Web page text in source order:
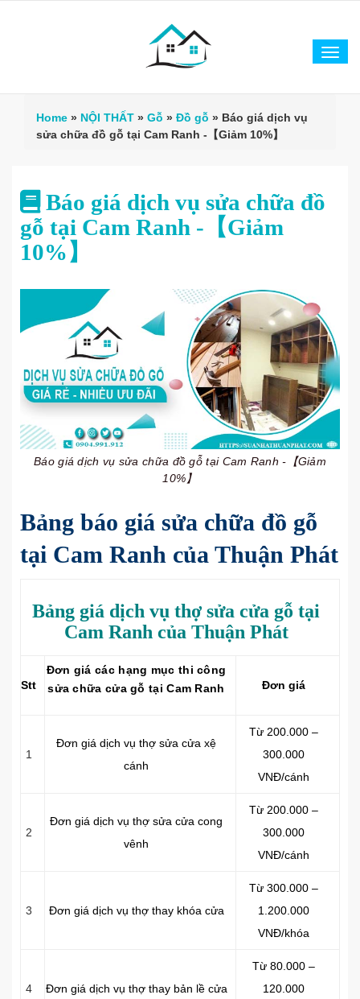
Home » NỘI THẤT » Gỗ » Đồ gỗ » Báo giá dịch vụ
sửa chữa đồ gỗ tại Cam Ranh -【Giảm 10%】
Báo giá dịch vụ sửa chữa đồ
gỗ tại Cam Ranh -【Giảm
10%】
Báo giá dịch vụ sửa chữa đồ gỗ tại Cam Ranh -【Giảm
10%】
Bảng báo giá sửa chữa đồ gỗ
tại Cam Ranh của Thuận Phát
Bảng giá dịch vụ thợ sửa cửa gỗ tại
Cam Ranh của Thuận Phát
Stt
Đơn giá các hạng mục thi công
sửa chữa cửa gỗ tại Cam Ranh
Đơn giá
1
Đơn giá dịch vụ thợ sửa cửa xệ
cánh
Từ 200.000 –
300.000
VNĐ/cánh
2
Đơn giá dịch vụ thợ sửa cửa cong
vênh
Từ 200.000 –
300.000
VNĐ/cánh
3 Đơn giá dịch vụ thợ thay khóa cửa
Từ 300.000 –
1.200.000
VNĐ/khóa
4 Đơn giá dịch vụ thợ thay bản lề cửa
Từ 80.000 –
120.000